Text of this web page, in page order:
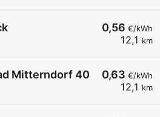
0,56 €/kWh
12,1 km
0,63 €/kWh
12,1 km
Mitterndorf 405